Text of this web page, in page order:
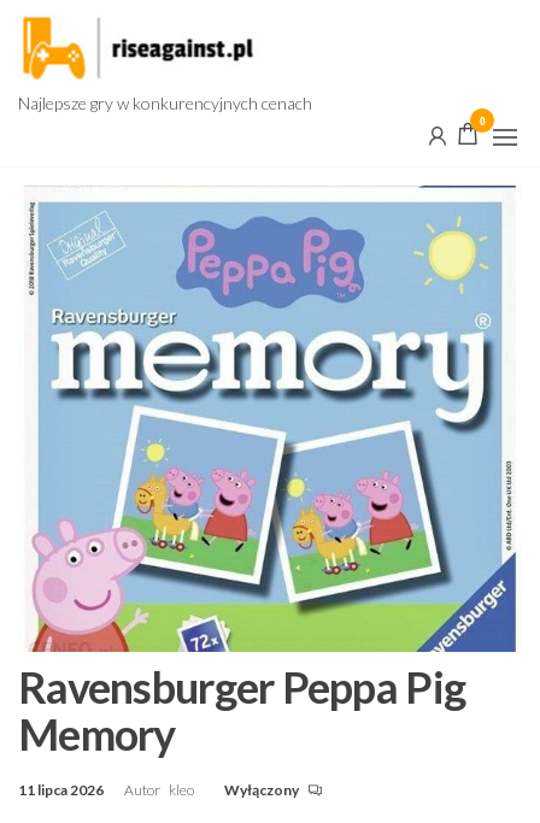
Przejdź
treści
Najlepsze gry w konkurencyjnych cenach
0
Ravensburger Peppa Pig
Memory
11 lipca 2026 Autor kleo Wyłączony